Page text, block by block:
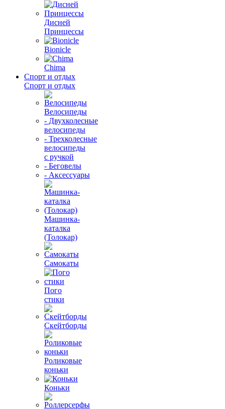
Дисней
Принцессы
Bionicle
Chima
Спорт и отдых
Спорт и отдых
Велосипеды
- Двухколесные
велосипеды
- Трехколесные
велосипеды
с ручкой
- Беговелы
- Аксессуары
Машинка-
каталка
(Толокар)
Самокаты
Пого
стики
Скейтборды
Роликовые
коньки
Коньки